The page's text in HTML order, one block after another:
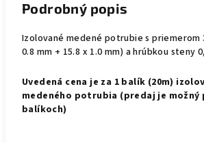
Podrobný popis
Izolované medené potrubie s priemerom
0.8 mm + 15.8 x 1.0 mm) a hrúbkou steny
Uvedená cena je za 1 balík (20m)
medeného potrubia (predaj je možný
balíkoch)